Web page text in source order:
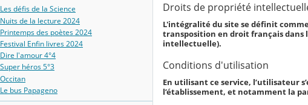
Les défis de la Science
Nuits de la lecture 2024
Printemps des poètes 2024
Festival Enfin livres 2024
Dire l'amour 4°4
Super héros 5°3
Occitan
Le bus Papageno
Droits de propriété
L'intégralité du site se définit comme
transposition en droit français dans
intellectuelle).
Conditions d'utilisation
En utilisant ce service, l’utilisateur
l’établissement, et notamment la